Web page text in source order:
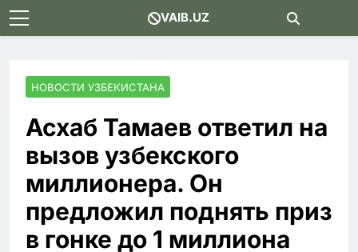
Skip
to
VAIB.UZ
НОВОСТИ УЗБЕКИСТАНА
Асхаб Тамаев ответил на
вызов узбекского
миллионера. Он
предложил поднять приз
в гонке до 1 миллиона